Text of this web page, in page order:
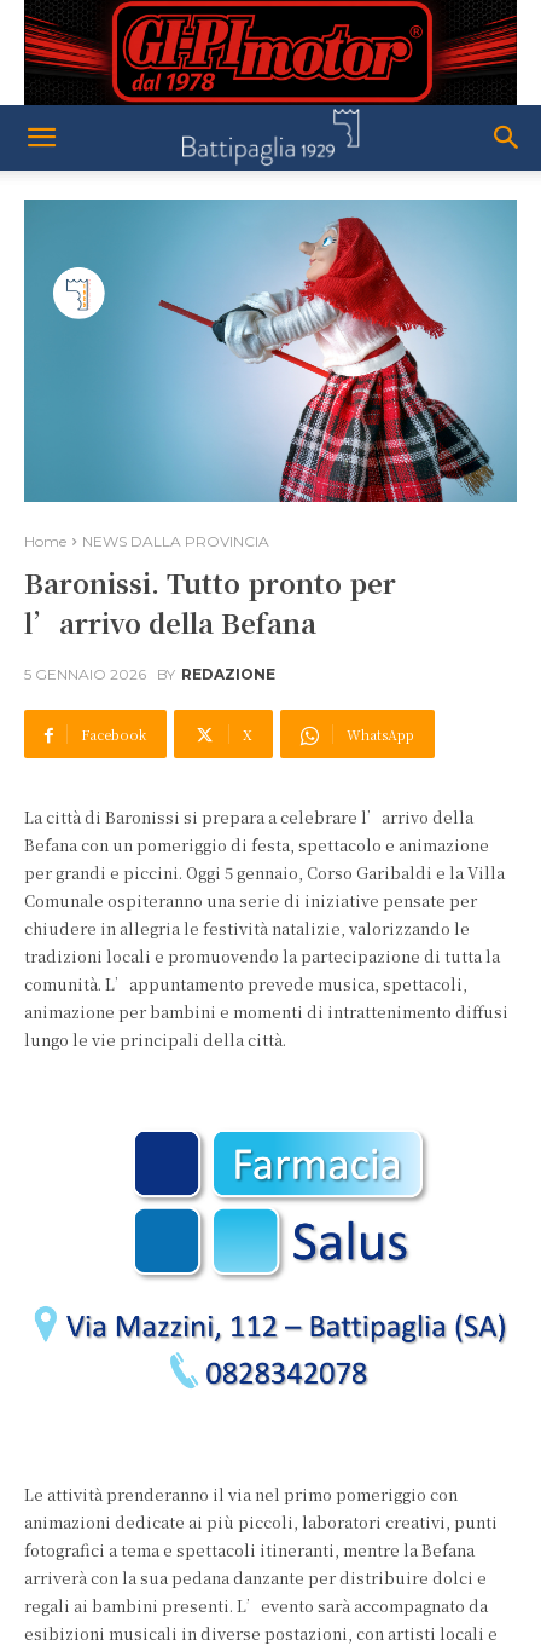
Home NEWS DALLA PROVINCIA
Baronissi. Tutto pronto per
l’arrivo della Befana
5 GENNAIO 2026 BY REDAZIONE
Facebook X WhatsApp
La città di Baronissi si prepara a celebrare l’arrivo della
Befana con un pomeriggio di festa, spettacolo e animazione
per grandi e piccini. Oggi 5 gennaio, Corso Garibaldi e la Villa
Comunale ospiteranno una serie di iniziative pensate per
chiudere in allegria le festività natalizie, valorizzando le
tradizioni locali e promuovendo la partecipazione di tutta la
comunità. L’appuntamento prevede musica, spettacoli,
animazione per bambini e momenti di intrattenimento diffusi
lungo le vie principali della città.
Le attività prenderanno il via nel primo pomeriggio con
animazioni dedicate ai più piccoli, laboratori creativi, punti
fotografici a tema e spettacoli itineranti, mentre la Befana
arriverà con la sua pedana danzante per distribuire dolci e
regali ai bambini presenti. L’evento sarà accompagnato da
esibizioni musicali in diverse postazioni, con artisti locali e